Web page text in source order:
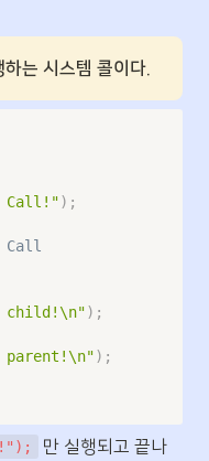
는 시스템 콜이다.
Call!") ;
Call
child!\n") ;
) ;
만 실행되고 끝나